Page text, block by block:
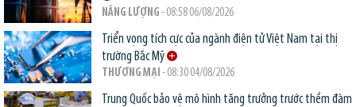
NĂNG LƯỢNG - 08:58 06/08/2026
Triển vọng tích cực của ngành điện tử Việt Nam tại thị
trường Bắc Mỹ
THƯƠNG MẠI - 08:30 04/08/2026
Trung Quốc bảo vệ mô hình tăng trưởng trước thềm đàm